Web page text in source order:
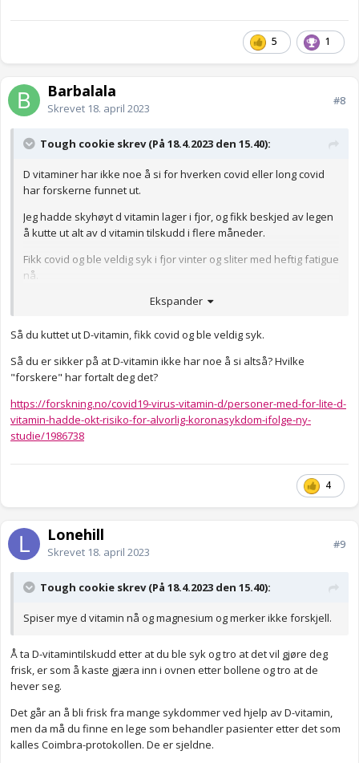
5 1
Barbalala
Skrevet 18. april 2023
#8
Tough cookie skrev (På 18.4.2023 den 15.40):
D vitaminer har ikke noe å si for hverken covid eller long covid
har forskerne funnet ut.
Jeg hadde skyhøyt d vitamin lager i fjor, og fikk beskjed av legen
å kutte ut alt av d vitamin tilskudd i flere måneder.
Fikk covid og ble veldig syk i fjor vinter og sliter med heftig fatigue
nå.
Ekspander
Så du kuttet ut D-vitamin, fikk covid og ble veldig syk.
Så du er sikker på at D-vitamin ikke har noe å si altså? Hvilke
"forskere" har fortalt deg det?
https://forskning.no/covid19-virus-vitamin-d/personer-med-for-lite-d-
vitamin-hadde-okt-risiko-for-alvorlig-koronasykdom-ifolge-ny-
studie/1986738
4
Lonehill
Skrevet 18. april 2023
#9
Tough cookie skrev (På 18.4.2023 den 15.40):
Spiser mye d vitamin nå og magnesium og merker ikke forskjell.
Å ta D-vitamintilskudd etter at du ble syk og tro at det vil gjøre deg
frisk, er som å kaste gjæra inn i ovnen etter bollene og tro at de
hever seg.
Det går an å bli frisk fra mange sykdommer ved hjelp av D-vitamin,
men da må du finne en lege som behandler pasienter etter det som
kalles Coimbra-protokollen. De er sjeldne.